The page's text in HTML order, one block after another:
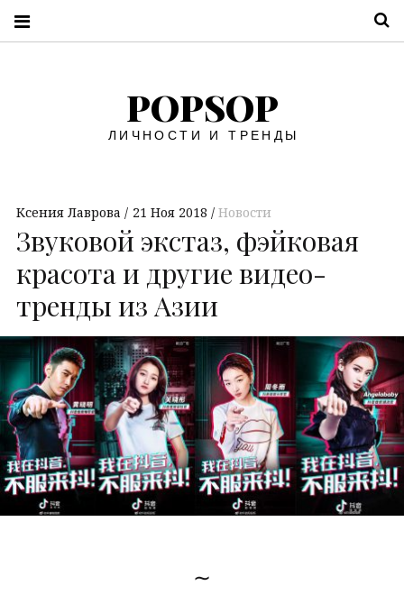
POPSOP
ЛИЧНОСТИ И ТРЕНДЫ
Ксения Лаврова 21 Ноя 2018 Новости
Звуковой экстаз, фэйковая
красота и другие видео-
тренды из Азии
∼